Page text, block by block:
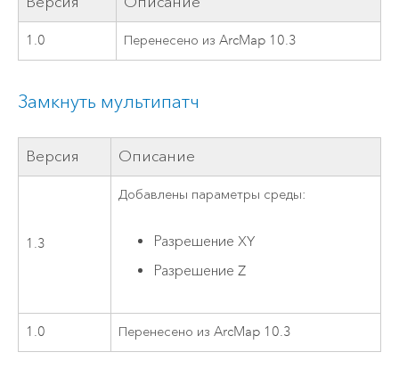
1.0 Перенесено из ArcMap 10.3
Замкнуть мультипатч
Версия Описание
1.3
Добавлены параметры среды:
Разрешение XY
Разрешение Z
1.0 Перенесено из ArcMap 10.3